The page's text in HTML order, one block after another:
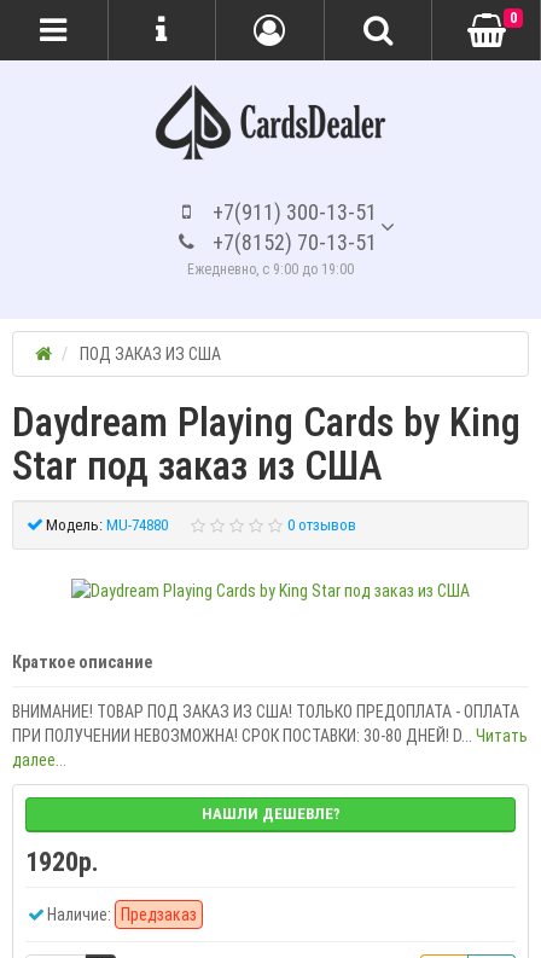
+7(911) 300-13-51
+7(8152) 70-13-51
Ежедневно, с 9:00 до 19:00
0
ПОД ЗАКАЗ ИЗ США
Daydream Playing Cards by King
Star под заказ из США
Модель: MU-74880 0 отзывов
Краткое описание
ВНИМАНИЕ! ТОВАР ПОД ЗАКАЗ ИЗ США! ТОЛЬКО ПРЕДОПЛАТА - ОПЛАТА
ПРИ ПОЛУЧЕНИИ НЕВОЗМОЖНА! СРОК ПОСТАВКИ: 30-80 ДНЕЙ! D... Читать
далее...
НАШЛИ ДЕШЕВЛЕ?
1920р.
Наличие: Предзаказ